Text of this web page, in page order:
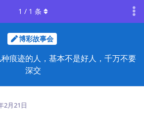
博彩故事会
痕迹的人，基本不是好人，千万不要
深交
1 / 1 条
2月21日